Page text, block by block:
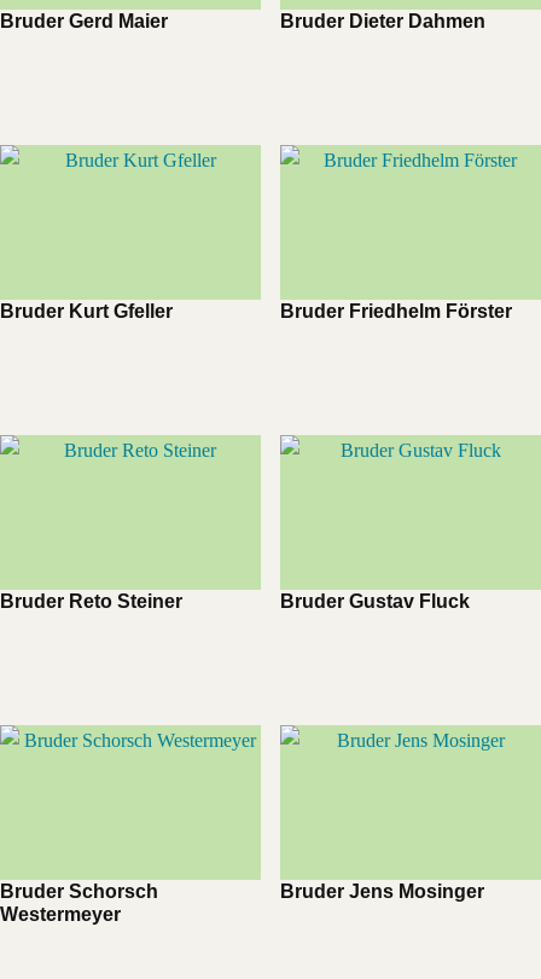
Bruder Gerd Maier Bruder Dieter Dahmen
Bruder Kurt Gfeller Bruder Friedhelm Förster
Bruder Reto Steiner Bruder Gustav Fluck
Bruder Schorsch
Westermeyer
Bruder Jens Mosinger